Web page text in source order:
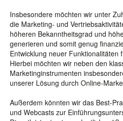
Insbesondere möchten wir unter
die Marketing- und
höheren Bekanntheitsgrad und
generieren und somit genug
Entwicklung neuer Funktionalitäten
Hierbei möchten wir neben den
Marketinginstrumenten
unserer Lösung durch Online-
Außerdem könnten wir das Best-
und Webcasts zur